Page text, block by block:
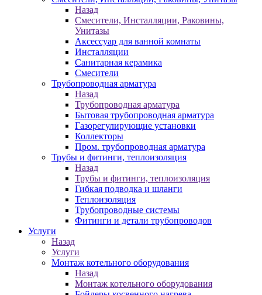
Назад
Смесители, Инсталляции, Раковины,
Унитазы
Аксессуар для ванной комнаты
Инсталляции
Санитарная керамика
Смесители
Трубопроводная арматура
Назад
Трубопроводная арматура
Бытовая трубопроводная арматура
Газорегулирующие установки
Коллекторы
Пром. трубопроводная арматура
Трубы и фитинги, теплоизоляция
Назад
Трубы и фитинги, теплоизоляция
Гибкая подводка и шланги
Теплоизоляция
Трубопроводные системы
Фитинги и детали трубопроводов
Услуги
Назад
Услуги
Монтаж котельного оборудования
Назад
Монтаж котельного оборудования